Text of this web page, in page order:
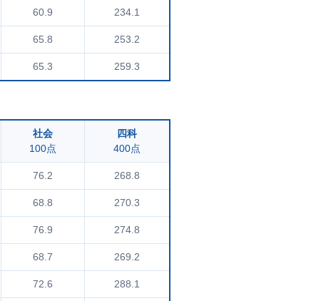
60.9 234.1
65.8 253.2
65.3 259.3
社会
100点
四科
400点
76.2 268.8
68.8 270.3
76.9 274.8
68.7 269.2
72.6 288.1